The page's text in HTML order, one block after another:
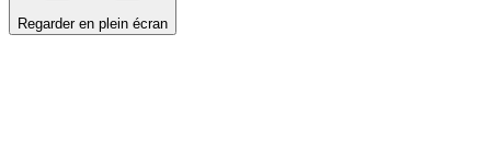
Regarder en plein écran